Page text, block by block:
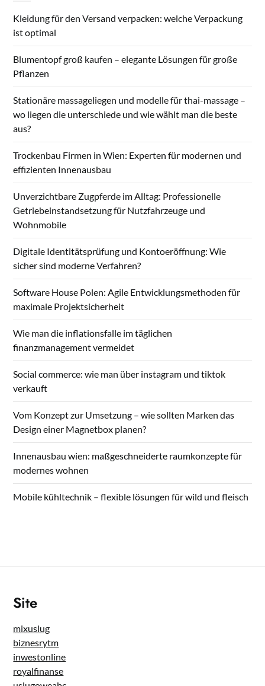
Kleidung für den Versand verpacken: welche Verpackung
ist optimal
Blumentopf groß kaufen – elegante Lösungen für große
Pflanzen
Stationäre massageliegen und modelle für thai-massage –
wo liegen die unterschiede und wie wählt man die beste
aus?
Trockenbau Firmen in Wien: Experten für modernen und
effizienten Innenausbau
Unverzichtbare Zugpferde im Alltag: Professionelle
Getriebeinstandsetzung für Nutzfahrzeuge und
Wohnmobile
Digitale Identitätsprüfung und Kontoeröffnung: Wie
sicher sind moderne Verfahren?
Software House Polen: Agile Entwicklungsmethoden für
maximale Projektsicherheit
Wie man die inflationsfalle im täglichen
finanzmanagement vermeidet
Social commerce: wie man über instagram und tiktok
verkauft
Vom Konzept zur Umsetzung – wie sollten Marken das
Design einer Magnetbox planen?
Innenausbau wien: maßgeschneiderte raumkonzepte für
modernes wohnen
Mobile kühltechnik – flexible lösungen für wild und fleisch
Site
mixuslug
biznesrytm
inwestonline
royalfinanse